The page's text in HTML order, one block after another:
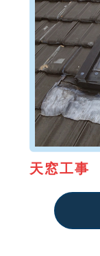
天窓工事